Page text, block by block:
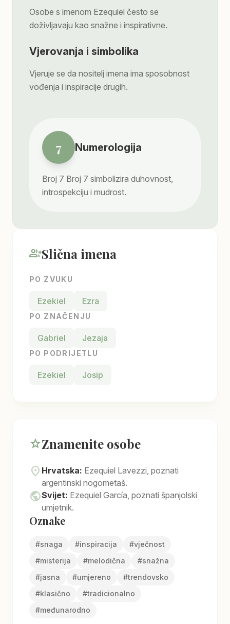
Osobe s imenom Ezequiel često se
doživljavaju kao snažne i inspirativne.
Vjerovanja i simbolika
Vjeruje se da nositelj imena ima sposobnost
vođenja i inspiracije drugih.
7 Numerologija
Broj 7 Broj 7 simbolizira duhovnost,
introspekciju i mudrost.
group_addSlična imena
PO ZVUKU
Ezekiel Ezra
PO ZNAČENJU
Gabriel Jezaja
PO PODRIJETLU
Ezekiel Josip
starZnamenite osobe
location_on Hrvatska: Ezequiel Lavezzi, poznati
argentinski nogometaš.
publicSvijet: Ezequiel García, poznati španjolski
umjetnik.
Oznake
#snaga #inspiracija #vječnost
#misterija #melodična #snažna
#jasna #umjereno #trendovsko
#klasično #tradicionalno
#međunarodno